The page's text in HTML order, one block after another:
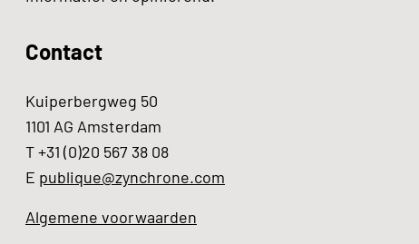
Contact
Kuiperbergweg 50
1101 AG Amsterdam
T +31 (0)20 567 38 08
E publique@zynchrone.com
Algemene voorwaarden